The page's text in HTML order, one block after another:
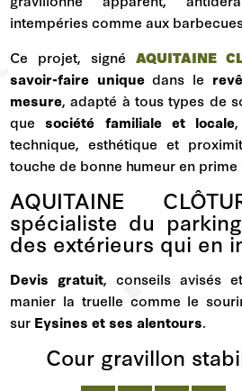
intempéries comme aux
Ce projet, signé AQUITAINE
savoir-faire uniquedans le
mesure, adapté à tous types de
quesociété familiale et locale
technique, esthétique et
touche de bonne humeur en prime
AQUITAINE
spécialiste du
des extérieurs qui en
Devis gratuit, conseils avisés
manier la truelle comme le
sur Eysines et ses alentours.
Cour gravillon